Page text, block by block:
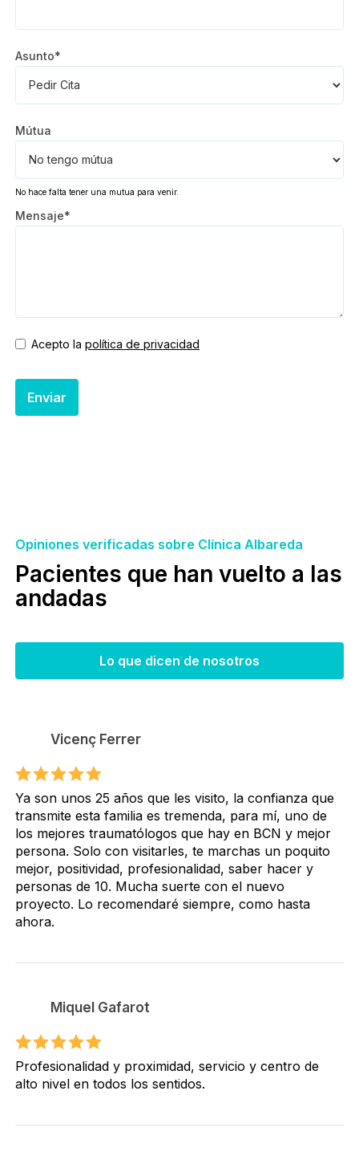
Asunto*
Mútua
No hace falta tener una mutua para venir.
Mensaje*
Acepto la política de privacidad
Opiniones verificadas sobre Clínica Albareda
Pacientes que han vuelto a las
andadas
Lo que dicen de nosotros
Vicenç Ferrer
Ya son unos 25 años que les visito, la confianza que
transmite esta familia es tremenda, para mí, uno de
los mejores traumatólogos que hay en BCN y mejor
persona. Solo con visitarles, te marchas un poquito
mejor, positividad, profesionalidad, saber hacer y
personas de 10. Mucha suerte con el nuevo
proyecto. Lo recomendaré siempre, como hasta
ahora.
Miquel Gafarot
Profesionalidad y proximidad, servicio y centro de
alto nivel en todos los sentidos.